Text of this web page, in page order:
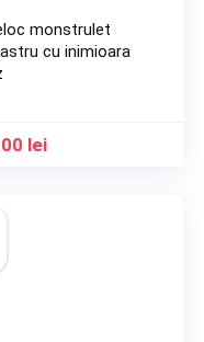
monstrulet
cu inimioara
lei